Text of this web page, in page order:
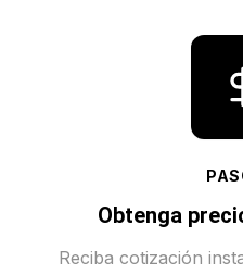
Obtenga
Reciba cotización